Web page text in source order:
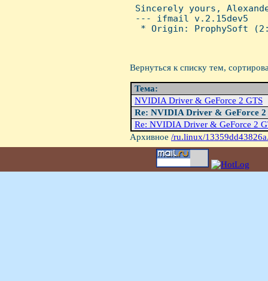
Sincerely yours,
--- ifmail v.2.15dev5
* Origin: ProphySoft
Вернуться к списку тем,
Тема:
NVIDIA Driver & GeForce 2 GTS
Re: NVIDIA Driver & GeForce 2
Re: NVIDIA Driver & GeForce 2
Архивное /ru.linux/